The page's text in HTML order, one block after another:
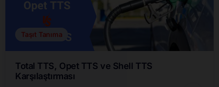
Taşıt Tanıma
Total TTS, Opet TTS ve Shell TTS
Karşılaştırması